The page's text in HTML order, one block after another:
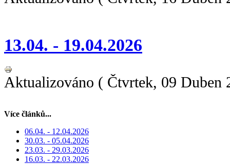
13.04. - 19.04.2026
Aktualizováno ( Čtvrtek, 09 Duben
Více článků...
06.04. - 12.04.2026
30.03. - 05.04.2026
23.03. - 29.03.2026
16.03. - 22.03.2026